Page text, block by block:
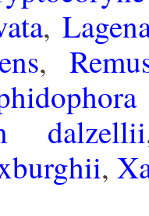
,
,
dalzellii
,